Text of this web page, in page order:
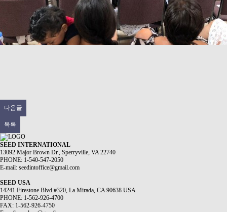
다음글
목록
SEED INTERNATIONAL
13092 Major Brown Dr., Sperryville, VA 22740
PHONE: 1-540-547-2050
E-mail: seedintoffice@gmail.com
SEED USA
14241 Firestone Blvd #320, La Mirada, CA 90638 USA
PHONE: 1-562-926-4700
FAX: 1-562-926-4750